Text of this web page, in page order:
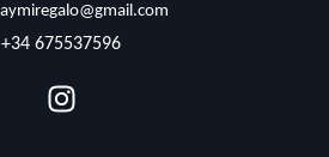
+34 675537596